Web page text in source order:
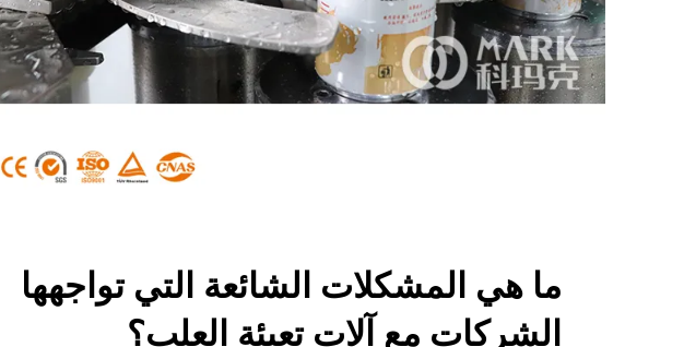
ما هي المشكلات الشائعة التي تواجهها
الشركات مع آلات تعبئة العلب؟